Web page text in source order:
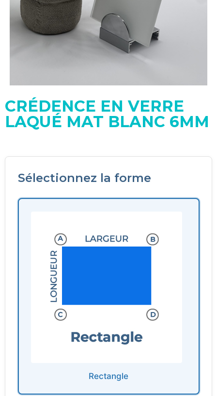
CRÉDENCE EN VERRE
LAQUÉ MAT BLANC 6MM
Sélectionnez la forme
Rectangle